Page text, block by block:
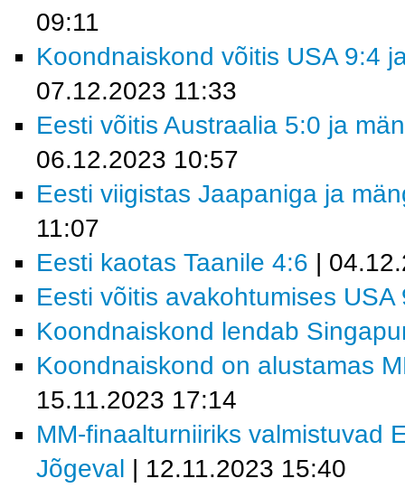
09:11
Koondnaiskond võitis USA 9:4
07.12.2023 11:33
Eesti võitis Austraalia 5:0 ja
06.12.2023 10:57
Eesti viigistas Jaapaniga ja
11:07
Eesti kaotas Taanile 4:6 |
Eesti võitis avakohtumises USA
Koondnaiskond lendab
Koondnaiskond on alustamas
15.11.2023 17:14
MM-finaalturniiriks valmistuvad
Jõgeval | 12.11.2023 15:40